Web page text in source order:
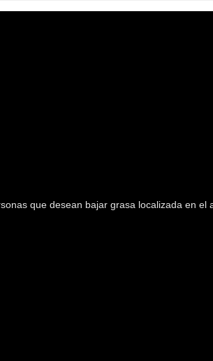
que desean bajar grasa localizada en